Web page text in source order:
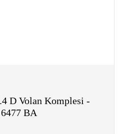
D Volan Komplesi -
6477 BA